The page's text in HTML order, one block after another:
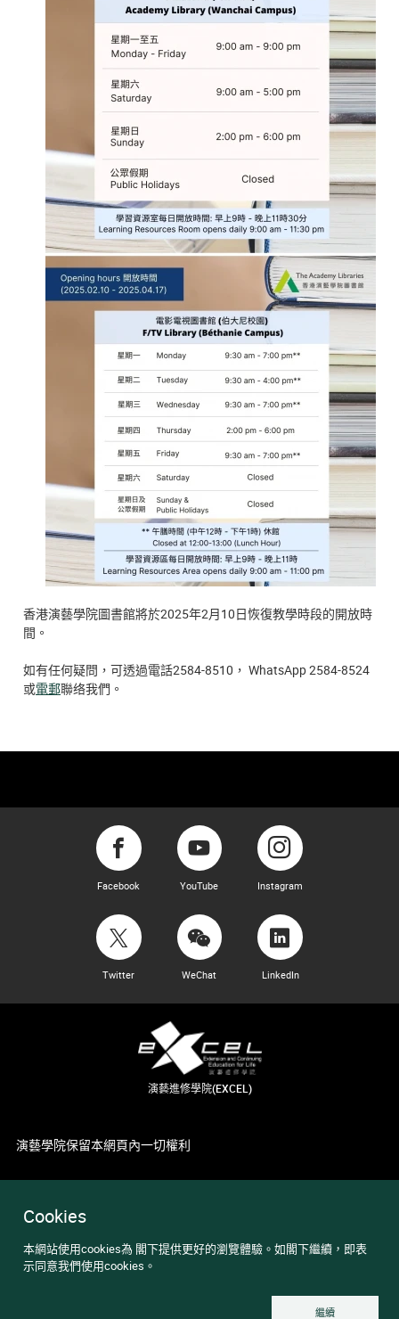
Cookies
本網站使用cookies為 閣下提供更好的瀏覽體驗。如閣下繼續，即表
示同意我們使用cookies。
繼續
香港演藝學院圖書館將於2025年2月10日恢復教學時段的開放時
間。
如有任何疑問，可透過電話2584-8510， WhatsApp 2584-8524
或電郵聯络我們。
Facebook YouTube Instagram
Twitter WeChat LinkedIn
演藝進修學院(EXCEL)
演藝學院保留本網頁內一切權利